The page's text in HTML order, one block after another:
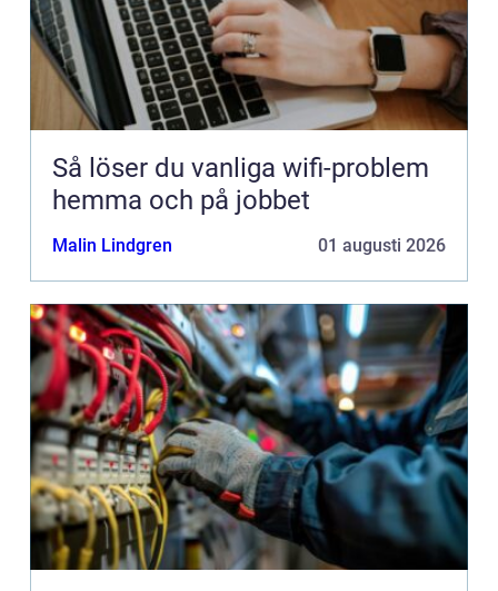
Så löser du vanliga wifi-problem
hemma och på jobbet
Malin Lindgren 01 augusti 2026